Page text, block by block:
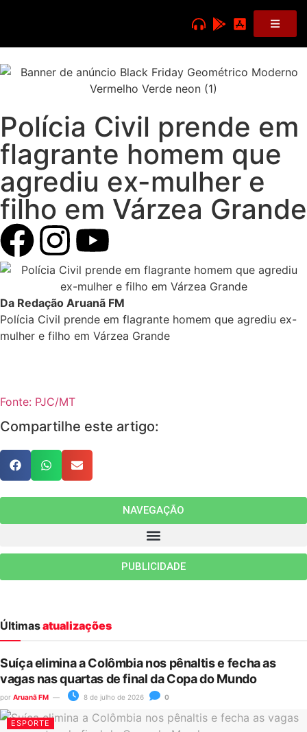
Polícia Civil prende em
flagrante homem que
agrediu ex-mulher e
filho em Várzea Grande
Da Redação Aruanã FM
Polícia Civil prende em flagrante homem que agrediu ex-
mulher e filho em Várzea Grande
Fonte: PJC/MT
Compartilhe este artigo:
NAVEGAÇÃO
PUBLICIDADE
Últimasatualizações
Suíça elimina a Colômbia nos pênaltis e fecha as
vagas nas quartas de final da Copa do Mundo
por Aruanã FM 8 de julho de 2026 0
ESPORTE